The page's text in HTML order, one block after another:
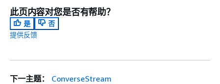
此页内容对您是否有帮助？
是
否
提供反馈
下一主题：
ConverseStream